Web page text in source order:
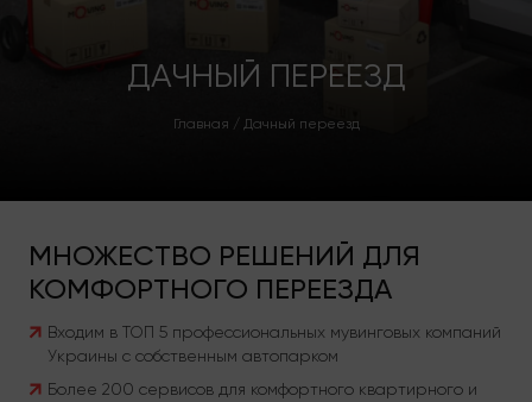
ДАЧНЫЙ ПЕРЕЕЗД
Главная / Дачный переезд
МНОЖЕСТВО РЕШЕНИЙ ДЛЯ
КОМФОРТНОГО ПЕРЕЕЗДА
Входим в ТОП 5 профессиональных мувинговых компаний
Украины с собственным автопарком
Более 200 сервисов для комфортного квартирного и